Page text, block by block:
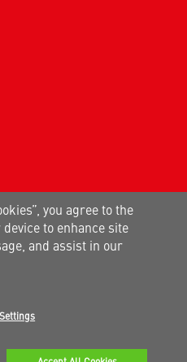
Medienyou agree to the
to enhance site
and assist in our